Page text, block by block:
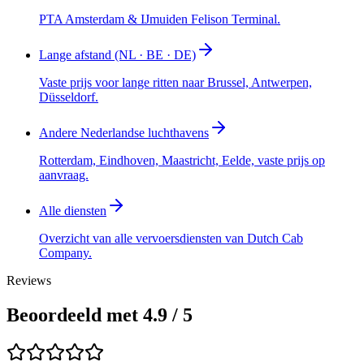
PTA Amsterdam & IJmuiden Felison Terminal.
Lange afstand (NL · BE · DE)
Vaste prijs voor lange ritten naar Brussel, Antwerpen,
Düsseldorf.
Andere Nederlandse luchthavens
Rotterdam, Eindhoven, Maastricht, Eelde, vaste prijs op
aanvraag.
Alle diensten
Overzicht van alle vervoersdiensten van Dutch Cab
Company.
Reviews
Beoordeeld met 4.9 / 5